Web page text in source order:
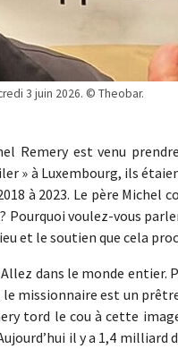
3 juin 2026. © Theobar.
Remery est venu
» à Luxembourg, ils
à 2023. Le père Michel
voulez-vous
et le soutien que cela
Allez dans le monde
missionnaire est un
tord le cou à cette
il y a 1,4 milliard